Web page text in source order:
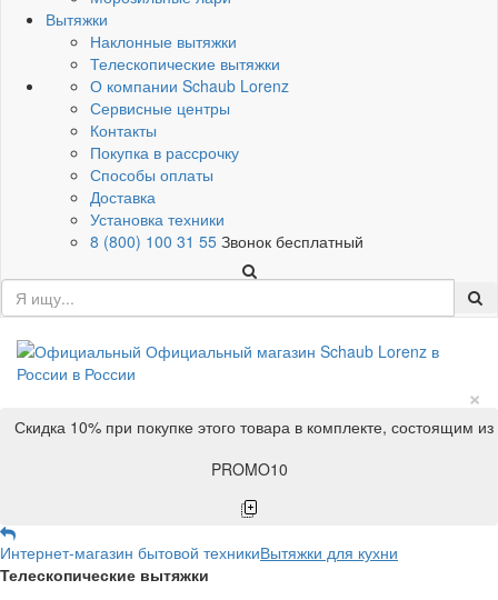
Вытяжки
Наклонные вытяжки
Телескопические вытяжки
О компании Schaub Lorenz
Сервисные центры
Контакты
Покупка в рассрочку
Способы оплаты
Доставка
Установка техники
8 (800) 100 31 55 Звонок бесплатный
×
Скидка 10% при покупке этого товара в комплекте, состоящим
PROMO10
Интернет-магазин бытовой техникиВытяжки для кухни
Телескопические вытяжки